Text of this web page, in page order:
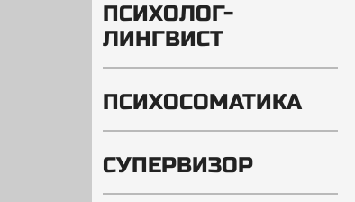
ПСИХОЛОГ-
ЛИНГВИСТ
ПСИХОСОМАТИКА
СУПЕРВИЗОР